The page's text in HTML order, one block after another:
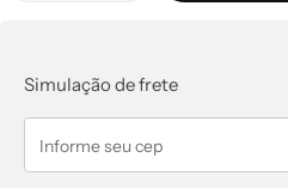
Simulação de frete